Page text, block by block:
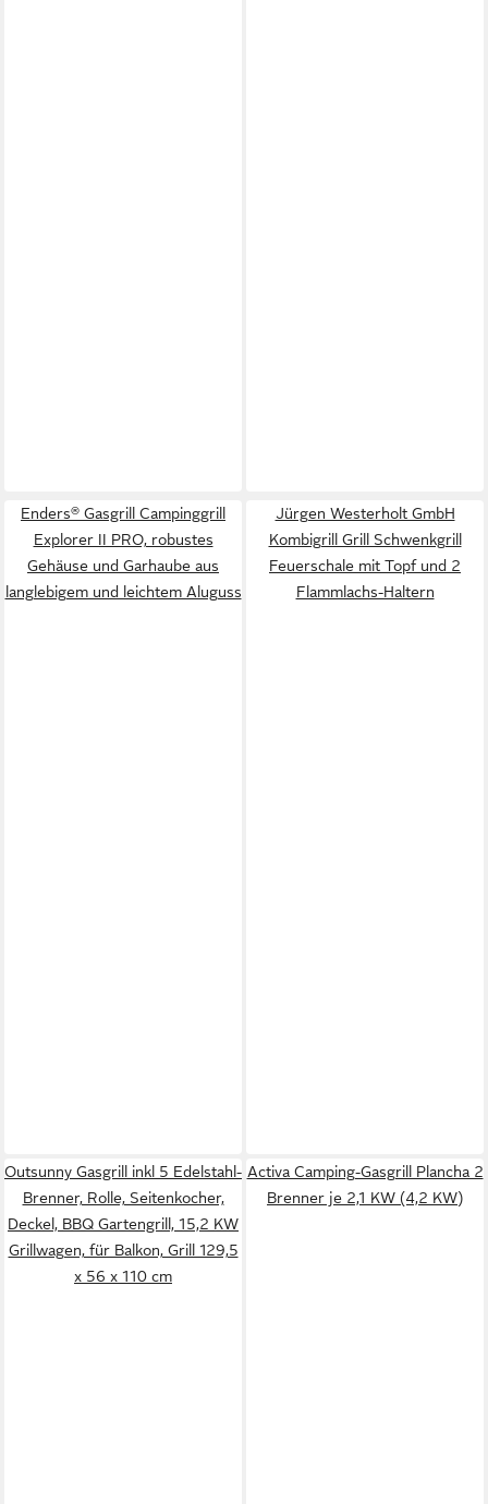
Enders® Gasgrill Campinggrill
Explorer II PRO, robustes
Gehäuse und Garhaube aus
langlebigem und leichtem Aluguss
Jürgen Westerholt GmbH
Kombigrill Grill Schwenkgrill
Feuerschale mit Topf und 2
Flammlachs-Haltern
Outsunny Gasgrill inkl 5 Edelstahl-
Brenner, Rolle, Seitenkocher,
Deckel, BBQ Gartengrill, 15,2 KW
Grillwagen, für Balkon, Grill 129,5
x 56 x 110 cm
Activa Camping-Gasgrill Plancha 2
Brenner je 2,1 KW (4,2 KW)